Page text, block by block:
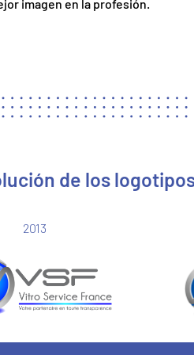
imagen en la profesión.
de los
2013